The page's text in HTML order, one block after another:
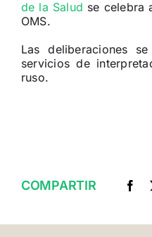
de la Salud se celebra
OMS.
Las deliberaciones
servicios de
ruso.
COMPARTIR